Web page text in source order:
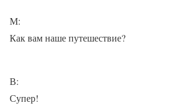
М:
Как вам наше путешествие?
В:
Супер!